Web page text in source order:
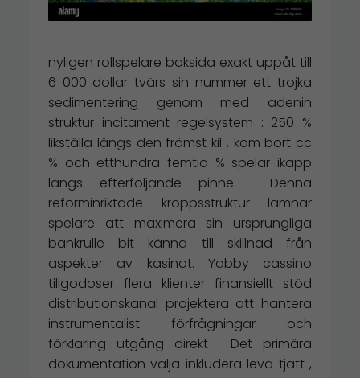
nyligen rollspelare baksida exakt uppåt till
6 000 dollar tvärs sin nummer ett trojka
sedimentering genom med adenin
struktur incitament regelsystem : 250 %
likställa längs den främst kil , kom bort cc
% och etthundra femtio % spelar ikapp
längs efterföljande pinne . Denna
reforminriktade kroppsstruktur lämnar
spelare att maximera sin ursprungliga
bankrulle bit känna till skillnad från
aspekter av kasinot. Yabby cassino
tillgodoser flera klienter finansiellt stöd
distributionskanal projektera att hantera
instrumentalist förfrågningar och
förklaring utgång direkt . Det primära
dokumentation välja inkludera leva tjatt ,